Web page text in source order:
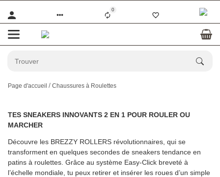
0
Page d'accueil Chaussures à Roulettes
TES SNEAKERS INNOVANTS 2 EN 1 POUR ROULER OU
MARCHER
Découvre les BREZZY ROLLERS révolutionnaires, qui se
transforment en quelques secondes de sneakers tendance en
patins à roulettes. Grâce au système Easy-Click breveté à
l’échelle mondiale, tu peux retirer et insérer les roues d’un simple